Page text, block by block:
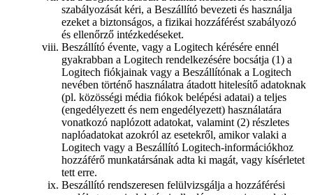
szabályozását kéri, a Beszállító bevezeti és használja
ezeket a biztonságos, a fizikai hozzáférést szabályozó
és ellenőrző intézkedéseket.
Beszállító évente, vagy a Logitech kérésére ennél
gyakrabban a Logitech rendelkezésére bocsátja (1) a
Logitech fiókjainak vagy a Beszállítónak a Logitech
nevében történő használatra átadott hitelesítő adatoknak
(pl. közösségi média fiókok belépési adatai) a teljes
(engedélyezett és nem engedélyezett) használatára
vonatkozó naplózott adatokat, valamint (2) részletes
naplóadatokat azokról az esetekről, amikor valaki a
Logitech vagy a Beszállító Logitech-információkhoz
hozzáférő munkatársának adta ki magát, vagy kísérletet
tett erre.
Beszállító rendszeresen felülvizsgálja a hozzáférési